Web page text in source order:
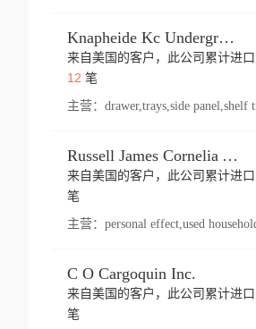
Knapheide Kc Underground
来自美国的客户，此公司累计进
12 笔
主营：
Russell James Cornelia Arlington Va
来自美国的客户，此公司累计进
笔
主营：
C O Cargoquin Inc.
来自美国的客户，此公司累计进
笔